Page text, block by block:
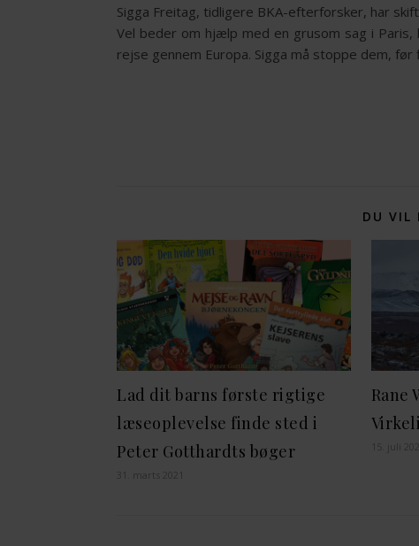
Sigga Freitag, tidligere BKA-efterforsker, har
Vel beder om hjælp med en grusom sag i
rejse gennem Europa. Sigga må stoppe dem,
DU VIL
Lad dit barns første rigtige
læseoplevelse finde sted i
Peter Gotthardts bøger
31. marts 2021
Rane